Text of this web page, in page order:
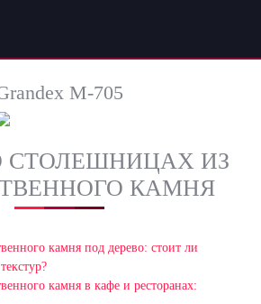
M-705
СТОЛЕШНИЦАХ ИЗ
КАМНЯ
камня под дерево: стоит ли
камня в кафе и ресторанах: